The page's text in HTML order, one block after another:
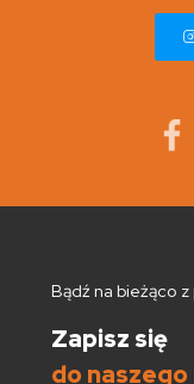
Bądź na bieżąco
Zapisz się
do